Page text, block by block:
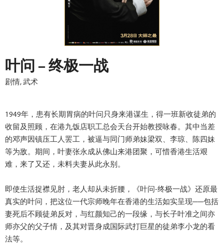
叶问 – 终极一战
剧情, 武术
1949年，患有长期胃病的叶问只身来港谋生，得一班新收徒弟的
收留及照顾，在港九饭店职工总会天台开始教授咏春。其中当差
的邓声因镇压工人罢工，被逼与同门师弟妹梁双、李琼、陈四妹
等为敌。期间，叶妻张永成从佛山来港团聚，可惜香港生活艰
难，来了又还，未料夫妻从此永别。
即使生活捉襟见肘，老人却从未折腰，《叶问-终极一战》还原最
真实的叶问，把这位一代宗师晚年在香港的生活如实呈现──包括
妻死后不顾徒弟反对，与红颜知己的一段缘，与长子叶准之间亦
师亦父的父子情，及其对晋身成国际武打巨星的徒弟李小龙的看
法等。